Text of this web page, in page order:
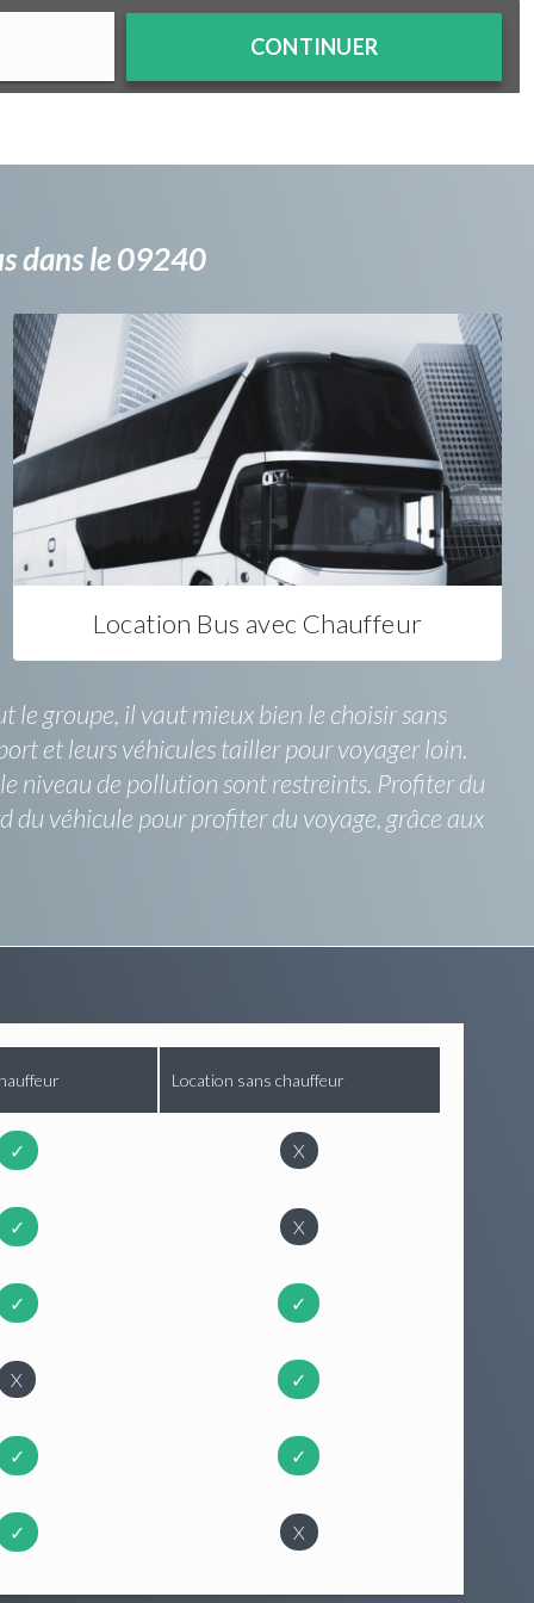
CONTINUER
dans le 09240
Location Bus avec Chauffeur
le groupe, il vaut mieux bien le choisir sans
et leurs véhicules tailler pour voyager loin.
niveau de pollution sont restreints. Profiter du
du véhicule pour profiter du voyage, grâce aux
Location sans chauffeur
✓ X
✓ X
✓ ✓
X ✓
✓ ✓
✓ X